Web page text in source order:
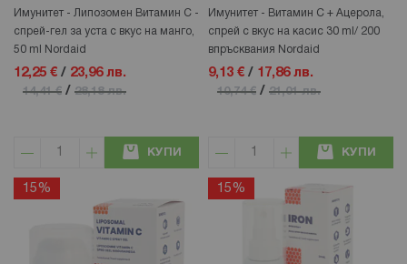
Имунитет - Липозомен Витамин С -
спрей-гел за уста с вкус на манго,
50 ml Nordaid
12,25 € / 23,96 лв.
14,41 € / 28,18 лв.
КУПИ
Имунитет - Витамин С + Ацерола,
спрей с вкус на касис 30 ml/ 200
впръсквания Nordaid
9,13 € / 17,86 лв.
10,74 € / 21,01 лв.
КУПИ
15% 15%